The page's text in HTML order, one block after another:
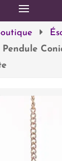
Pendule